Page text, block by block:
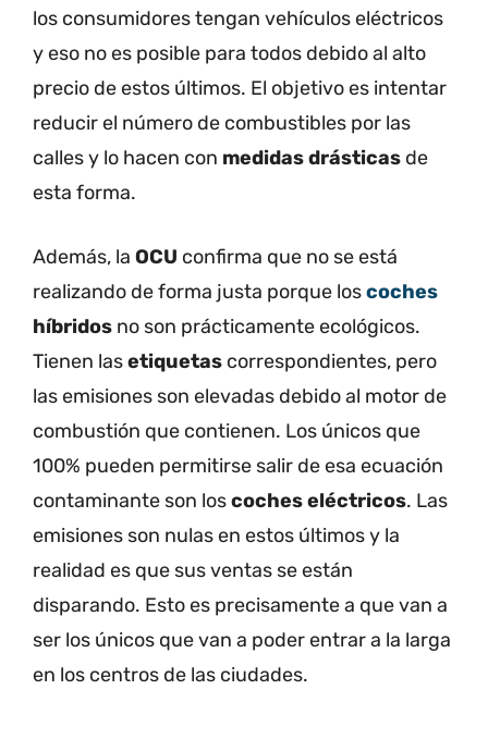
los consumidores tengan vehículos eléctricos
y eso no es posible para todos debido al alto
precio de estos últimos. El objetivo es intentar
reducir el número de combustibles por las
calles y lo hacen con medidas drásticas de
esta forma.
Además, la OCU confirma que no se está
realizando de forma justa porque loscoches
híbridos no son prácticamente ecológicos.
Tienen lasetiquetas correspondientes, pero
las emisiones son elevadas debido al motor de
combustión que contienen. Los únicos que
100% pueden permitirse salir de esa ecuación
contaminante son loscoches eléctricos. Las
emisiones son nulas en estos últimos y la
realidad es que sus ventas se están
disparando. Esto es precisamente a que van a
ser los únicos que van a poder entrar a la larga
en los centros de las ciudades.